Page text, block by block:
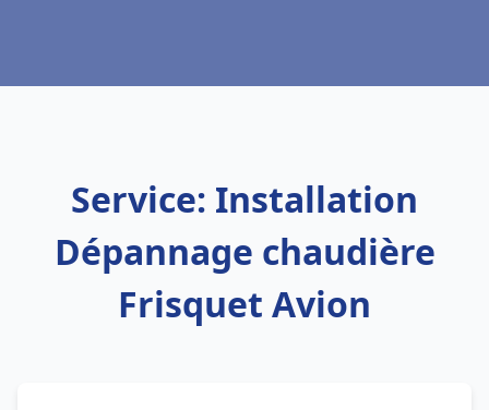
Service: Installation
Dépannage chaudière
Frisquet Avion